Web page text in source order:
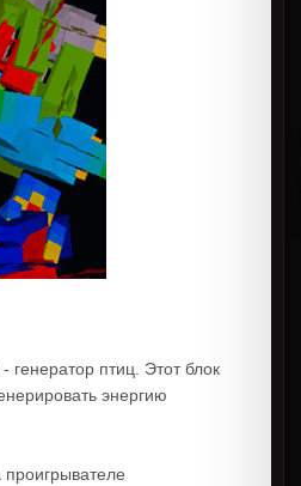
генератор птиц. Этот блок
энергию
проигрывателе